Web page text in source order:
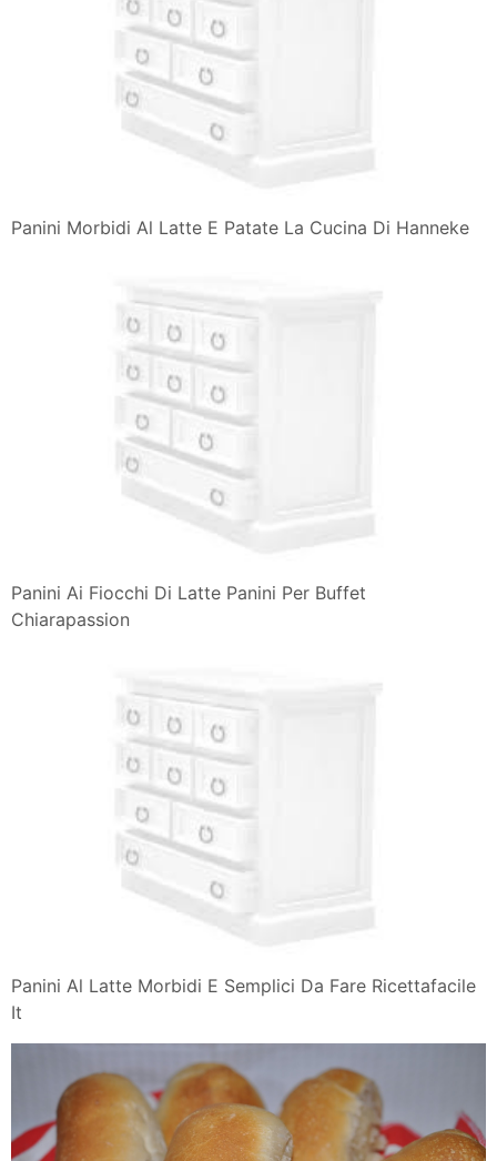
Panini Morbidi Al Latte E Patate La Cucina Di Hanneke
Panini Ai Fiocchi Di Latte Panini Per Buffet
Chiarapassion
Panini Al Latte Morbidi E Semplici Da Fare Ricettafacile
It